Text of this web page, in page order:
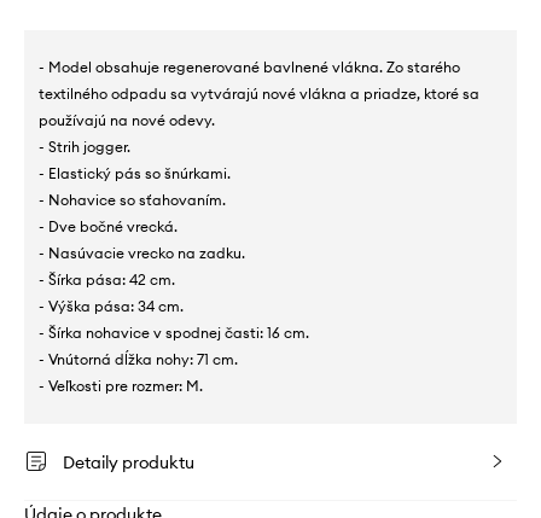
- Model obsahuje regenerované bavlnené vlákna. Zo starého
textilného odpadu sa vytvárajú nové vlákna a priadze, ktoré sa
používajú na nové odevy.
- Strih jogger.
- Elastický pás so šnúrkami.
- Nohavice so sťahovaním.
- Dve bočné vrecká.
- Nasúvacie vrecko na zadku.
- Šírka pása: 42 cm.
- Výška pása: 34 cm.
- Šírka nohavice v spodnej časti: 16 cm.
- Vnútorná dĺžka nohy: 71 cm.
- Veľkosti pre rozmer: M.
Detaily produktu